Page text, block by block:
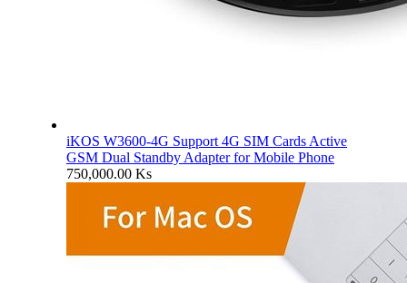
iKOS W3600-4G Support 4G SIM Cards Active
GSM Dual Standby Adapter for Mobile Phone
750,000.00 Ks